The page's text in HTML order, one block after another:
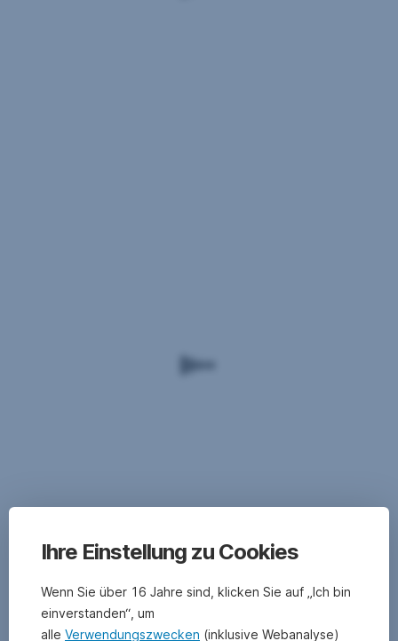
Ihre Einstellung zu Cookies
Wenn Sie über 16 Jahre sind, klicken Sie auf „Ich bin
einverstanden“, um
alle Verwendungszwecken (inklusive Webanalyse)